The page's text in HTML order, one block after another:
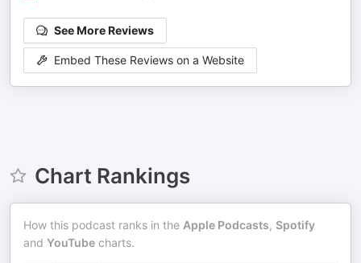
See More Reviews
Embed These Reviews on a Website
Chart Rankings
How this podcast ranks in the Apple Podcasts, Spotify
and YouTube charts.